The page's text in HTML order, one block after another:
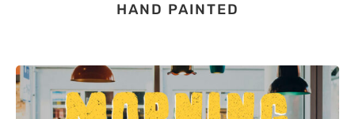
HAND PAINTED